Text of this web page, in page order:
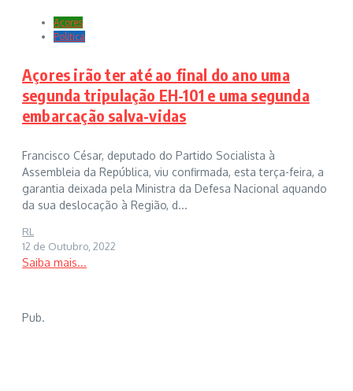
Açores
Politica
Açores irão ter até ao final do ano uma
segunda tripulação EH-101 e uma segunda
embarcação salva-vidas
Francisco César, deputado do Partido Socialista à
Assembleia da República, viu confirmada, esta terça-feira, a
garantia deixada pela Ministra da Defesa Nacional aquando
da sua deslocação à Região, d...
RL
12 de Outubro, 2022
Saiba mais...
Pub.